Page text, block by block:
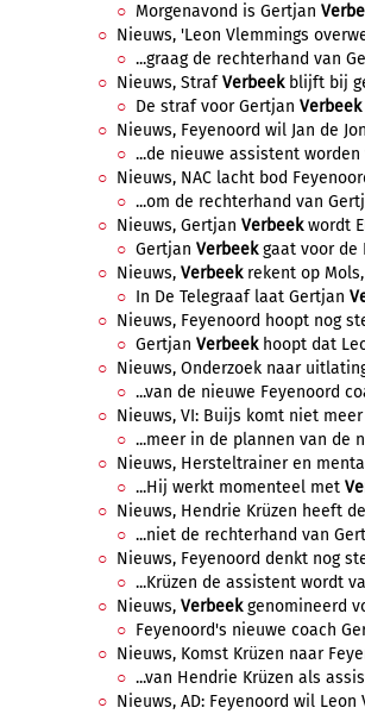
Morgenavond is Gertjan
Nieuws, 'Leon Vlemmings
...graag de rechterhand van
Nieuws, StrafVerbeekblijft bij
De straf voor Gertjan Verbeek
Nieuws, Feyenoord wil Jan de
...de nieuwe assistent worden
Nieuws, NAC lacht bod
...om de rechterhand van
Nieuws, Gertjan Verbeekwordt
Gertjan Verbeekgaat voor de
Nieuws, Verbeekrekent op Mols,
In De Telegraaf laat Gertjan
Nieuws, Feyenoord hoopt nog
Gertjan Verbeekhoopt dat
Nieuws, Onderzoek naar
...van de nieuwe Feyenoord
Nieuws, VI: Buijs komt niet
...meer in de plannen van de
Nieuws, Hersteltrainer en
...Hij werkt momenteel met
Nieuws, Hendrie Krüzen heeft
...niet de rechterhand van
Nieuws, Feyenoord denkt nog
...Krüzen de assistent wordt
Nieuws, Verbeekgenomineerd
Feyenoord's nieuwe coach
Nieuws, Komst Krüzen naar
...van Hendrie Krüzen als
Nieuws, AD: Feyenoord wil Leon